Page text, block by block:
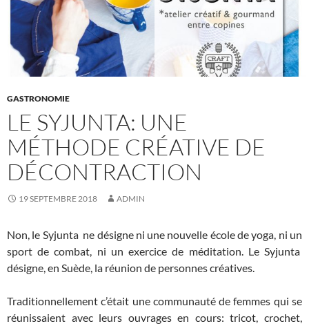
GASTRONOMIE
LE SYJUNTA: UNE
MÉTHODE CRÉATIVE DE
DÉCONTRACTION
19 SEPTEMBRE 2018 ADMIN
Non, le Syjunta ne désigne ni une nouvelle école de yoga, ni un
sport de combat, ni un exercice de méditation. Le Syjunta
désigne, en Suède, la réunion de personnes créatives.
Traditionnellement c’était une communauté de femmes qui se
réunissaient avec leurs ouvrages en cours: tricot, crochet,